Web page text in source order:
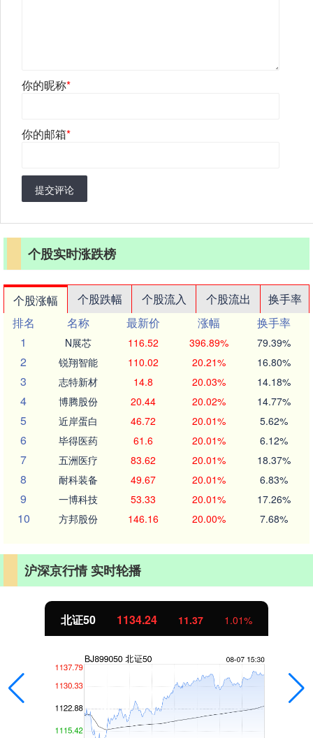
你的昵称*
你的邮箱*
提交评论
个股实时涨跌榜
个股涨幅 个股跌幅 个股流入 个股流出
换手率
排名
名称 最新价 涨幅
换手率
1
N展芯 116.52 396.89% 79.39%
2 锐翔智能 110.02 20.21% 16.80%
3 志特新材 14.8 20.03% 14.18%
4 博腾股份 20.44 20.02% 14.77%
5 近岸蛋白 46.72 20.01% 5.62%
6 毕得医药 61.6 20.01% 6.12%
7 五洲医疗 83.62 20.01% 18.37%
8 耐科装备 49.67 20.01% 6.83%
9 一博科技 53.33 20.01% 17.26%
10 方邦股份 146.16 20.00% 7.68%
沪深京行情 实时轮播
北证50 1134.24 11.37 1.01%